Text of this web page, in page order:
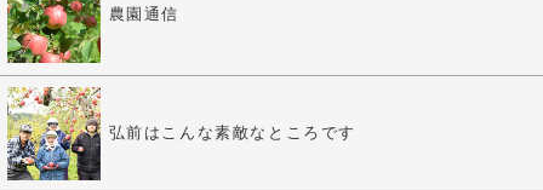
農園通信
弘前はこんな素敵なところです